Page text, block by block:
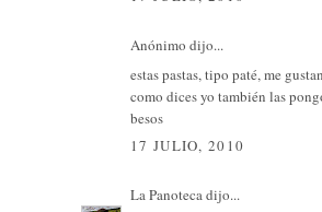
Anónimo dijo...
estas pastas, tipo paté, me
como dices yo también las
besos
17 JULIO, 2010
La Panotecadijo...